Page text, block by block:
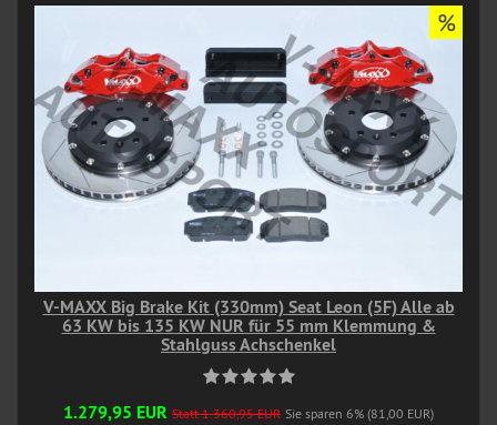
V-MAXX Big Brake Kit (330mm) Seat Leon (5F) Alle ab
63 KW bis 135 KW NUR für 55 mm Klemmung &
Stahlguss Achschenkel
1.279,95 EUR Statt 1.360,95 EUR Sie sparen 6% (81,00 EUR)
%